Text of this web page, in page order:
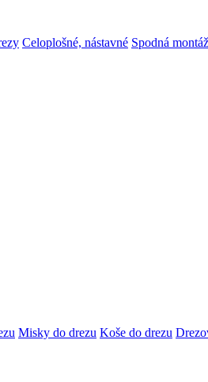
Celoplošné, nástavné Spodná montáž
Misky do drezu Koše do drezu